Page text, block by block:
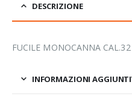
DESCRIZIONE
FUCILE MONOCANNA CAL.32
INFORMAZIONI